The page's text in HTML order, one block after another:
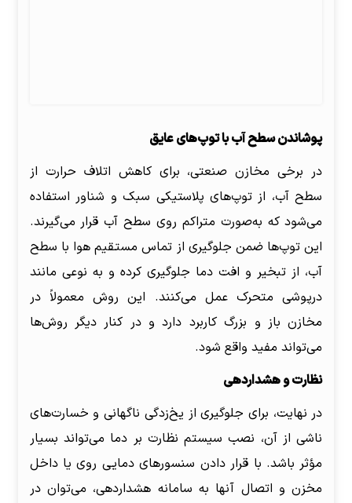
پوشاندن سطح آب با توپ‌های عایق
در برخی مخازن صنعتی، برای کاهش اتلاف حرارت از
سطح آب، از توپ‌های پلاستیکی سبک و شناور استفاده
می‌شود که به‌صورت متراکم روی سطح آب قرار می‌گیرند.
این توپ‌ها ضمن جلوگیری از تماس مستقیم هوا با سطح
آب، از تبخیر و افت دما جلوگیری کرده و به نوعی مانند
درپوشی متحرک عمل می‌کنند. این روش معمولاً در
مخازن باز و بزرگ کاربرد دارد و در کنار دیگر روش‌ها
می‌تواند مفید واقع شود.
نظارت و هشداردهی
در نهایت، برای جلوگیری از یخ‌زدگی ناگهانی و خسارت‌های
ناشی از آن، نصب سیستم نظارت بر دما می‌تواند بسیار
مؤثر باشد. با قرار دادن سنسورهای دمایی روی یا داخل
مخزن و اتصال آنها به سامانه هشداردهی، می‌توان در